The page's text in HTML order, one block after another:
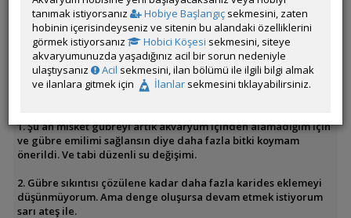
nerite ve 4 adet neocaridina var. Acemi hatasından dolayı 10
adet sarı ateş'den maalesef 4 kaldı.
Forumlarda araştırdığıma göre misket gübre den dolayı ölmüş
olabilirler.
Tankımda oldukça çok çeşit bitki var ve lav taşları ile
1. Şu an misket gübreyi artık akvaryum içinden alamadığım için
ve gübre emilimi sağlansın diye daha fazla bitki koymam
önerildi. Ve tabi düzenli su değişimi.
2. Gübre sıkıntısı çözülene kadar daha fazla karides eklemeyi
düşünmüyorum. Ama denge oluşursa devam etmek istiyorum
sarı ateş ile.
tanımak istiyorsanız
Hobiye Başlangıç sekmesini, zaten
hobinin içerisindeyseniz ve sitenin bu alandaki özelliklerini
görmek istiyorsanız
Hobici Köşesi sekmesini, siteye
akvaryumunuzda yaşadığınız acil bir sorun nedeniyle
ulaştıysanız
Acil sekmesini, ilan bölümü ile ilgili bilgi almak
ve ilanlara gitmek için
İlanlar sekmesini tıklayabilirsiniz.